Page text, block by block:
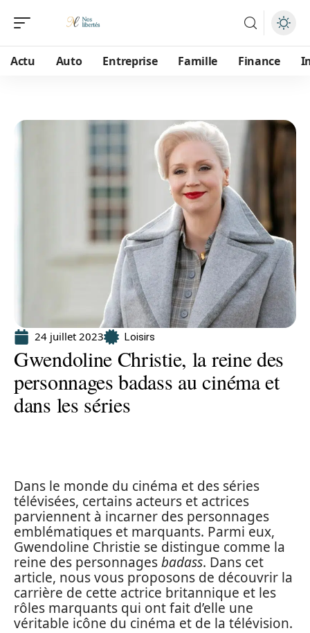
Actu Auto Entreprise Famille Finance
24 juillet 2023 Loisirs
Gwendoline Christie, la reine des
personnages badass au cinéma et
dans les séries
Dans le monde du cinéma et des séries
télévisées, certains acteurs et actrices
parviennent à incarner des personnages
emblématiques et marquants. Parmi eux,
Gwendoline Christie se distingue comme la
reine des personnagesbadass. Dans cet
article, nous vous proposons de découvrir la
carrière de cette actrice britannique et les
rôles marquants qui ont fait d’elle une
véritable icône du cinéma et de la télévision.